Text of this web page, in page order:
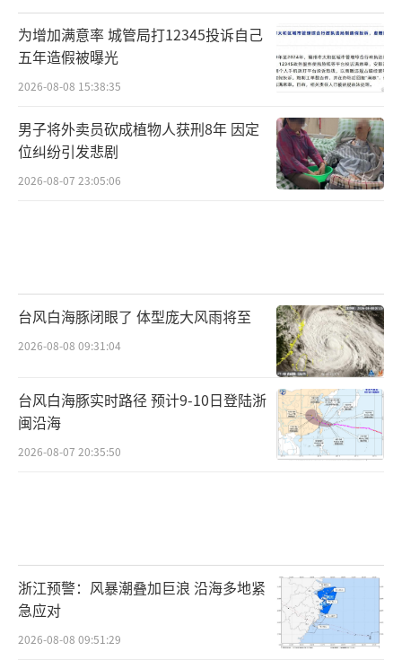
为增加满意率 城管局打12345投诉自己
五年造假被曝光
2026-08-08 15:38:35
男子将外卖员砍成植物人获刑8年 因定
位纠纷引发悲剧
2026-08-07 23:05:06
台风白海豚闭眼了 体型庞大风雨将至
2026-08-08 09:31:04
台风白海豚实时路径 预计9-10日登陆浙
闽沿海
2026-08-07 20:35:50
浙江预警：风暴潮叠加巨浪 沿海多地紧
急应对
2026-08-08 09:51:29